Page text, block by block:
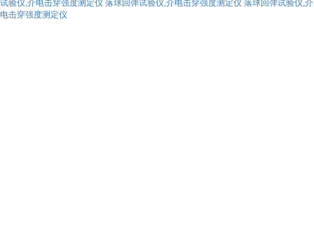
试验仪,介电击穿强度测定仪 落球回弹试验仪,介电击穿强度测定仪 落球回弹试验仪,介
电击穿强度测定仪